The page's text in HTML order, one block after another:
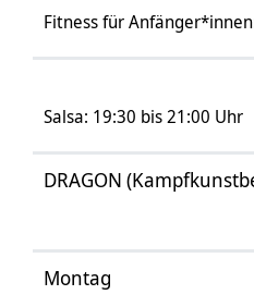
Fitness für
Salsa: 19:30 bis 21:00 Uhr
DRAGON
Montag